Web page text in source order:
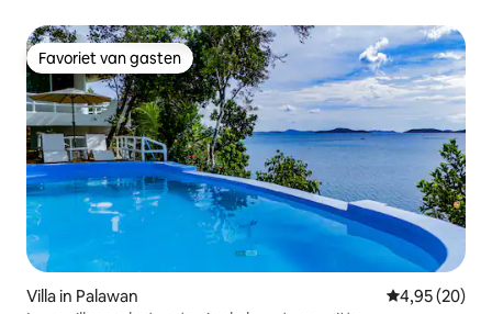
Favoriet van gasten
Favoriet van gasten
Villa in Palawan Gemiddelde
4,95 (20)